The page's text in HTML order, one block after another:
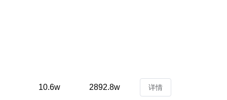
10.6w 2892.8w 详情